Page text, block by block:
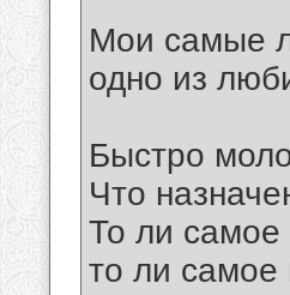
Мои самые
одно из
Быстро
Что
То ли самое
то ли самое